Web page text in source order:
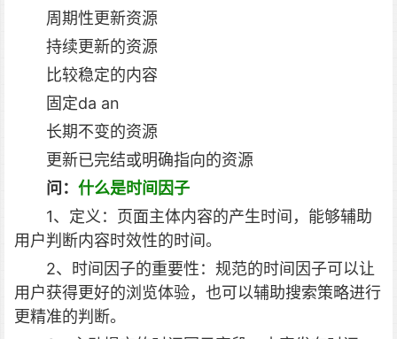
周期性更新资源
持续更新的资源
比较稳定的内容
固定da an
长期不变的资源
更新已完结或明确指向的资源
问： 什么是时间因子
1、定义：页面主体内容的产生时间，能够辅助
用户判断内容时效性的时间。
2、时间因子的重要性：规范的时间因子可以让
用户获得更好的浏览体验，也可以辅助搜索策略进行
更精准的判断。